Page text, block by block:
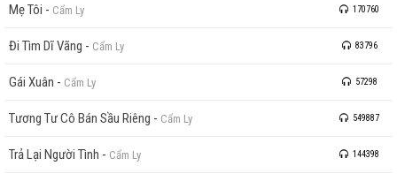
Mẹ Tôi - Cẩm Ly 170760
Đi Tìm Dĩ Vãng - Cẩm Ly 83796
Gái Xuân - Cẩm Ly 57298
Tương Tư Cô Bán Sầu Riêng - Cẩm Ly 549887
Trả Lại Người Tình - Cẩm Ly 144398